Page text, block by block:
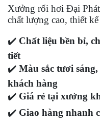
Xưởng rối hơi Đại Phát
chất lượng cao, thiết
✔️ Chất liệu bền bỉ,
tiết
✔️ Màu sắc tươi
khách hàng
✔️ Giá rẻ tại xưởng
✔️ Giao hàng nhanh